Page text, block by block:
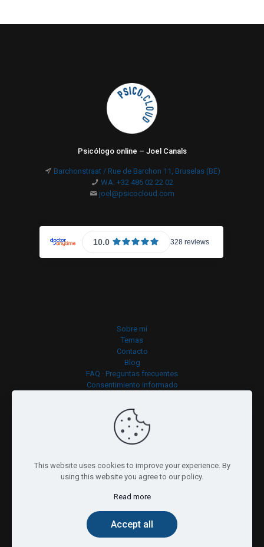
Psicólogo online – Joel Canals
Barchonstraat / Rue de Barchon 11, Bruselas (BE)
WA: +32 486 02 22 02
joel@psicocloud.com
Sobre mí
Temas
Contacto
Blog
FAQ · Preguntas frecuentes
Consentimiento informado
© 2026 Psicocloud. All Rights Reserved.
This website uses cookies to improve your experience. By
using this website you agree to our policy.
Read more
Accept all